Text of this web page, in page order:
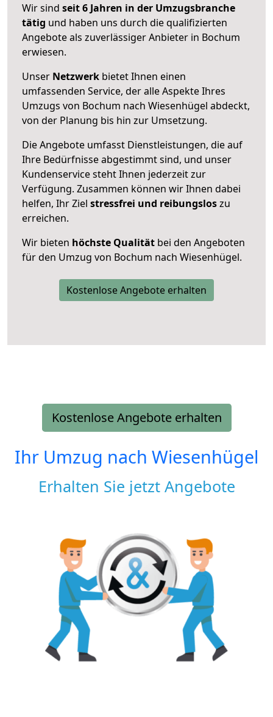
Wir sind seit 6 Jahren in der Umzugsbranche
tätig und haben uns durch die qualifizierten
Angebote als zuverlässiger Anbieter in Bochum
erwiesen.
Unser Netzwerk bietet Ihnen einen
umfassenden Service, der alle Aspekte Ihres
Umzugs von Bochum nach Wiesenhügel abdeckt,
von der Planung bis hin zur Umsetzung.
Die Angebote umfasst Dienstleistungen, die auf
Ihre Bedürfnisse abgestimmt sind, und unser
Kundenservice steht Ihnen jederzeit zur
Verfügung. Zusammen können wir Ihnen dabei
helfen, Ihr Ziel stressfrei und reibungsloszu
erreichen.
Wir bieten höchste Qualität bei den Angeboten
für den Umzug von Bochum nach Wiesenhügel.
Kostenlose Angebote erhalten
Kostenlose Angebote erhalten
Ihr Umzug nach Wiesenhügel
Erhalten Sie jetzt Angebote